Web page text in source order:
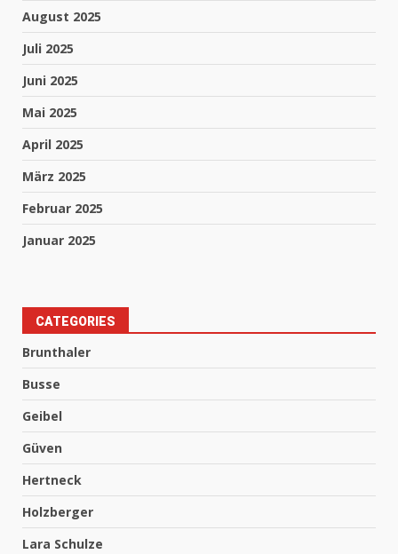
August 2025
Juli 2025
Juni 2025
Mai 2025
April 2025
März 2025
Februar 2025
Januar 2025
CATEGORIES
Brunthaler
Busse
Geibel
Güven
Hertneck
Holzberger
Lara Schulze